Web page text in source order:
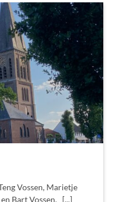
Vossen, Marietje
Bart Vossen. [...]